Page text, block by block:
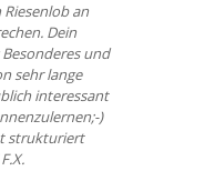
an
Dein
und
sehr lange
interessant
)
strukturiert